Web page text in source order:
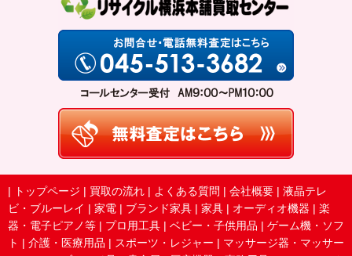
| トップページ | 買取の流れ | よくある質問 | 会社概要 | 液晶テレ
ビ・ブルーレイ | 家電 | ブランド家具 | 家具 | オーディオ機器 | 楽
器・電子ピアノ等 | プロ用工具 | ベビー・子供用品 | ゲーム機・ソフ
ト | 介護・医療用品 | スポーツ・レジャー | マッサージ器・マッサー